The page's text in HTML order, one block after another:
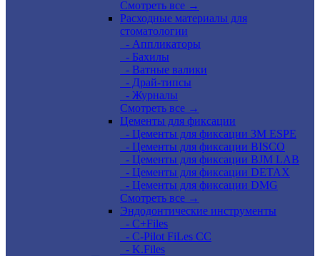
Смотреть все →
Расходные материалы для
стоматологии
- Аппликаторы
- Бахилы
- Ватные валики
- Драй-типсы
- Журналы
Смотреть все →
Цементы для фиксации
- Цементы для фиксации 3M ESPE
- Цементы для фиксации BISCO
- Цементы для фиксации BJM LAB
- Цементы для фиксации DETAX
- Цементы для фиксации DMG
Смотреть все →
Эндодонтические инструменты
- C+Files
- C-Pilot FiLes CC
- K.Files